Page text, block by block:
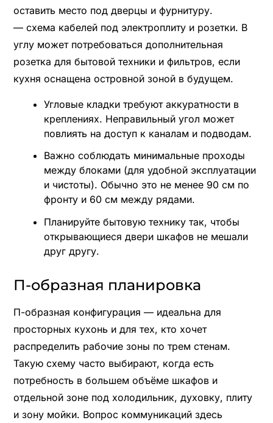
оставить место под дверцы и фурнитуру.
— схема кабелей под электроплиту и розетки. В
углу может потребоваться дополнительная
розетка для бытовой техники и фильтров, если
кухня оснащена островной зоной в будущем.
Угловые кладки требуют аккуратности в
креплениях. Неправильный угол может
повлиять на доступ к каналам и подводам.
Важно соблюдать минимальные проходы
между блоками (для удобной эксплуатации
и чистоты). Обычно это не менее 90 см по
фронту и 60 см между рядами.
Планируйте бытовую технику так, чтобы
открывающиеся двери шкафов не мешали
друг другу.
П-образная планировка
П-образная конфигурация — идеальна для
просторных кухонь и для тех, кто хочет
распределить рабочие зоны по трем стенам.
Такую схему часто выбирают, когда есть
потребность в большем объёме шкафов и
отдельной зоне под холодильник, духовку, плиту
и зону мойки. Вопрос коммуникаций здесь